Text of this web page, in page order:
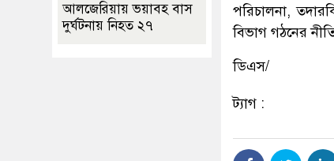
পরিচালনা,
বিভাগ গঠনের
ডিএস/
ট্যাগ :
আলজেরিয়ায় ভয়াবহ বাস
দুর্ঘটনায় নিহত ২৭